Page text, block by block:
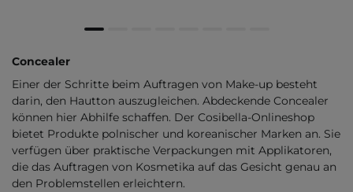
Concealer
Einer der Schritte beim Auftragen von Make-up besteht
darin, den Hautton auszugleichen. Abdeckende Concealer
können hier Abhilfe schaffen. Der Cosibella-Onlineshop
bietet Produkte polnischer und koreanischer Marken an. Sie
verfügen über praktische Verpackungen mit Applikatoren,
die das Auftragen von Kosmetika auf das Gesicht genau an
den Problemstellen erleichtern.